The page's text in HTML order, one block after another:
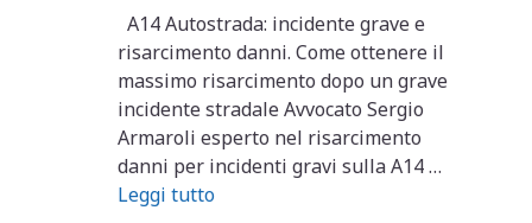
A14 Autostrada: incidente grave e
risarcimento danni. Come ottenere il
massimo risarcimento dopo un grave
incidente stradale Avvocato Sergio
Armaroli esperto nel risarcimento
danni per incidenti gravi sulla A14 …
Leggi tutto